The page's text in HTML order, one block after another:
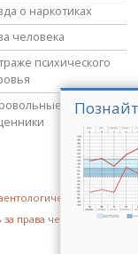
о наркотиках
человека
психического
права человека